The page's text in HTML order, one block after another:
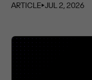
ARTICLE⏵JUL 2, 2026